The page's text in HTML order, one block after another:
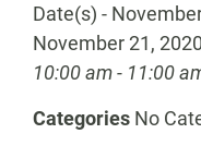
Date(s) -
November 21, 2020
10:00 am - 11:00
Categories No